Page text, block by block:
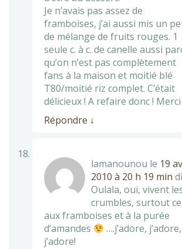
Je n’avais pas assez de
framboises, j’ai aussi mis un
de mélange de fruits rouges. 1
seule c. à c. de canelle aussi
qu’on n’est pas complètement
fans à la maison et moitié blé
T80/moitié riz complet. C’était
délicieux ! A refaire donc ! Merci
Répondre ↓
lamanounou le 19
2010 à 20 h 19 min
Oulala, oui, vivent
crumbles, surtout
aux framboises et à la purée
d’amandes
….j’adore, j’adore,
j’adore!